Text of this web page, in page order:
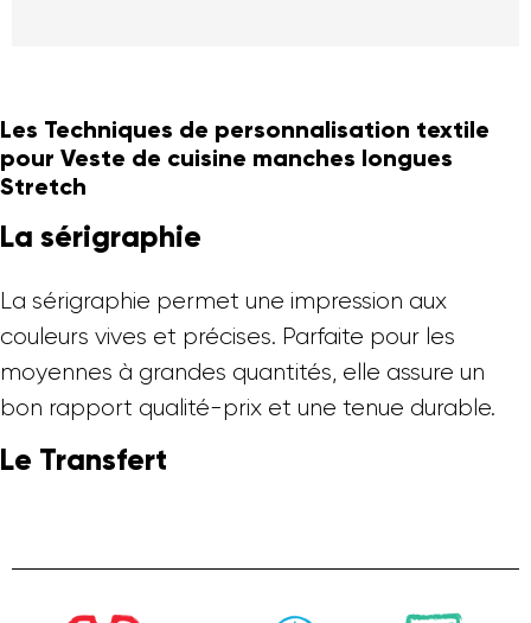
Les Techniques de personnalisation textile
pour Veste de cuisine manches longues
Stretch
La sérigraphie
La sérigraphie permet une impression aux
couleurs vives et précises. Parfaite pour les
moyennes à grandes quantités, elle assure un
bon rapport qualité-prix et une tenue durable.
Le Transfert